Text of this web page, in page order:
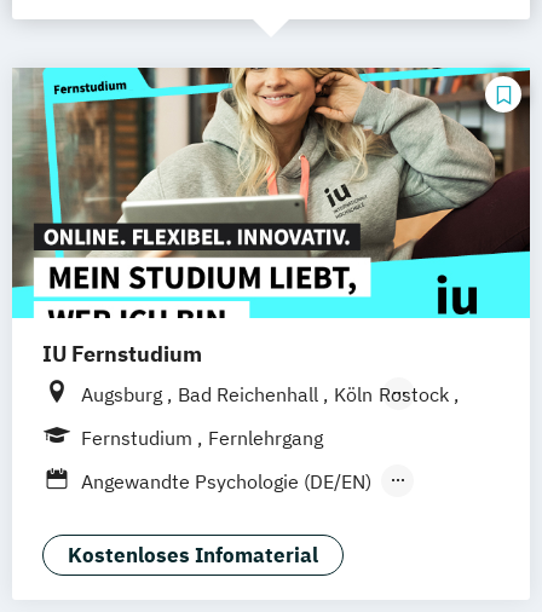
IU Fernstudium
Augsburg Bad Reichenhall Köln Rostock
Freiburg
Frankfurt am Main
Bielefeld Deggendorf Karlsruhe
Oberhausen Offenbach Saarbrücken
Neu-Ulm Graz Innsbruck Wien
Freising Friedrichshafen Klagenfurt
Fernstudium
Fernlehrgang
Angewandte Psychologie (DE/EN)
Gesundheitsmanagement
Digital Health
Kostenloses Infomaterial